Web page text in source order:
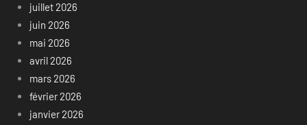
juillet 2026
juin 2026
mai 2026
avril 2026
mars 2026
février 2026
janvier 2026